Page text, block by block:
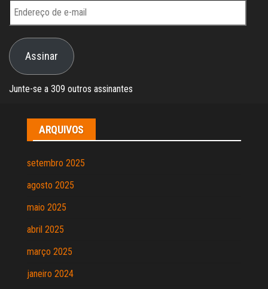
Endereço
de
e-
mail Assinar
Junte-se a 309 outros assinantes
ARQUIVOS
setembro 2025
agosto 2025
maio 2025
abril 2025
março 2025
janeiro 2024